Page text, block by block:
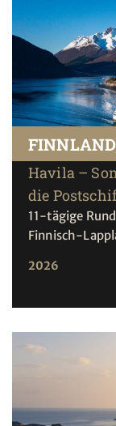
Havila –
die
11-tägige
Finnisch-
2026